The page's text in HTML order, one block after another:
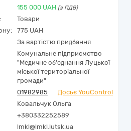
155 000 UAH (з ПДВ)
Товари
775 UAH
За вартістю придбання
Комунальне підприємство
"Медичне об'єднання Луцької
міської територіальної
громади"
01982985
Досьє YouControl
Ковальчук Ольга
+380332252589
lmkl@lmkl.lutsk.ua